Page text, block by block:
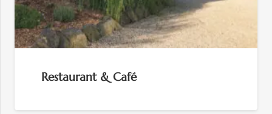
Restaurant & Café